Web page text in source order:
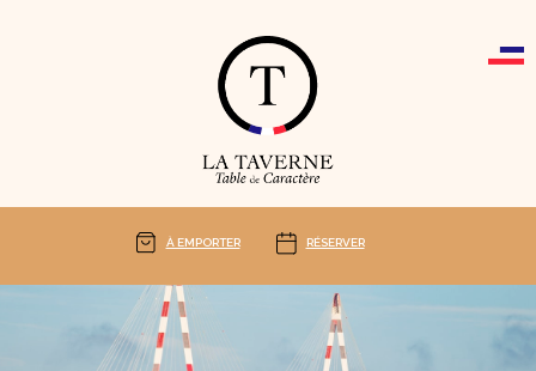
À EMPORTER RÉSERVER